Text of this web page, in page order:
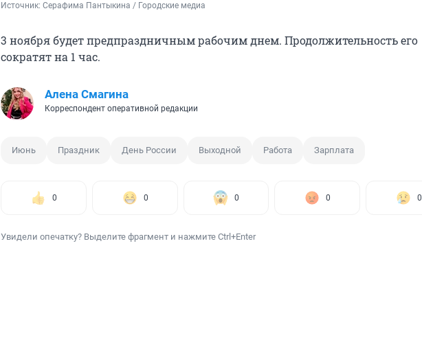
Источник: Серафима Пантыкина / Городские медиа
3 ноября будет предпраздничным рабочим днем. Продолжительность его
сократят на 1 час.
Алена Смагина
Корреспондент оперативной редакции
Июнь Праздник День России Выходной Работа Зарплата
0 0 0 0 0
Увидели опечатку? Выделите фрагмент и нажмите Ctrl+Enter